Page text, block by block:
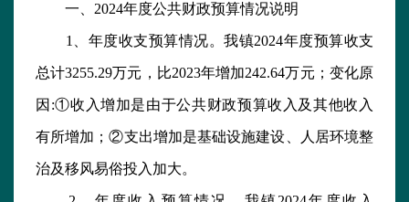
一、2024年度公共财政预算情况说明
1、年度收支预算情况。我镇2024年度预算收支
总计3255.29万元，比2023年增加242.64万元；变化原
因:①收入增加是由于公共财政预算收入及其他收入
有所增加；②支出增加是基础设施建设、人居环境整
治及移风易俗投入加大。